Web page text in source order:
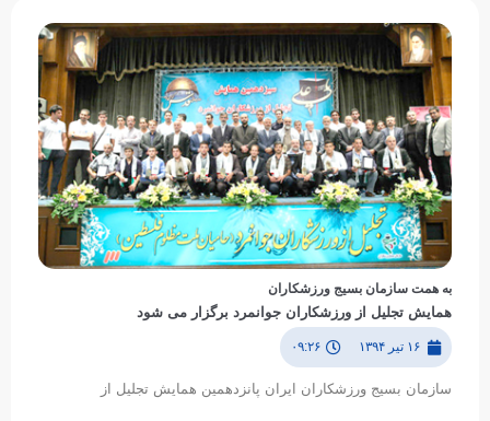
به همت سازمان بسیج ورزشکاران
همایش تجلیل از ورزشکاران جوانمرد برگزار می شود
۱۶ تیر ۱۳۹۴ ۰۹:۲۶
سازمان بسیج ورزشکاران ایران پانزدهمین همایش تجلیل از